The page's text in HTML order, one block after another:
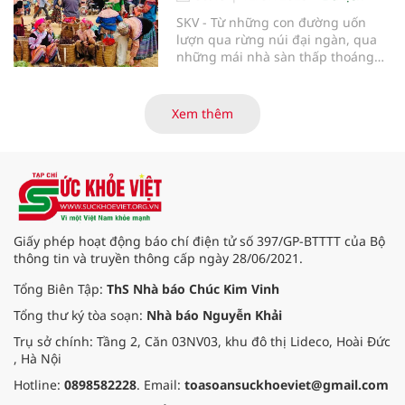
SKV - Từ những con đường uốn
lượn qua rừng núi đại ngàn, qua
những mái nhà sàn thấp thoáng
một bức tranh sống động, mộc
mạc và đậm chất nhân văn. Ở nơi
Xem thêm
Giấy phép hoạt động báo chí điện tử số 397/GP-BTTTT của Bộ
thông tin và truyền thông cấp ngày 28/06/2021.
Tổng Biên Tập: ThS Nhà báo Chúc Kim Vinh
Tổng thư ký tòa soạn: Nhà báo Nguyễn Khải
Trụ sở chính: Tầng 2, Căn 03NV03, khu đô thị Lideco, Hoài Đức
, Hà Nội
Hotline: 0898582228. Email: toasoansuckhoeviet@gmail.com